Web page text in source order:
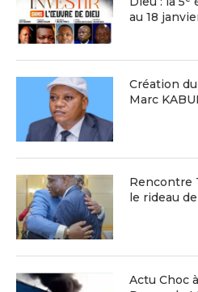
au 18
Création
Marc
Rencontre
le rideau
Actu Choc